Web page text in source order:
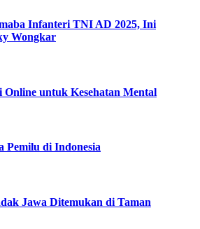
Infanteri TNI AD 2025, Ini
Wongkar
untuk Kesehatan Mental
Pemilu di Indonesia
Jawa Ditemukan di Taman